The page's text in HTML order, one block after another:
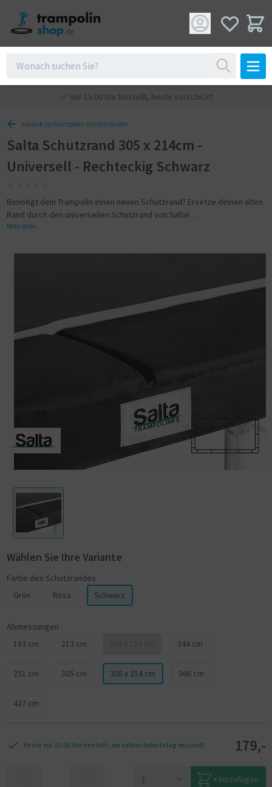
Vor 15:00 Uhr bestellt, heute verschickt
zurück zu trampolin schutzränder
Salta Schutzrand 305 x 214cm -
Universell - Rechteckig Schwarz
Benötigt dein Trampolin einen neuen Schutzrand? Ersetze deinen alten
Rand durch den universellen Schutzrand von Salta!
Der Trampolin Schutzrand ist so konzipiert, dass er auf alle stehenden
einer anderen Marke mit der gleichen Abmessung. Der Schutzrand ist
Ausgezeichnete Materialien
Der witterungsbeständige Schutzrand ist aus hochwertigem PVC
hergestellt und mit dickem wasserabweisendem EPE-Schaum gefüllt.
Benötigst du einen runden oder rechteckigen Schutzrand? Alles ist
möglich, denn Salta bietet sowohl runde als auch rechteckige Ränder in
verschiedenen Größen und Farben. Der Schutzrand kann bestellt
werden in den Farben schwarz, grün oder pink und ist verfügbar in den
folgenden Größen:
- Runde Trampoline: 183, 213, 244, 251, 305, 366 und 427 cm.
Im Handumdrehen angebracht
Der Schutzrand lässt sich mit den mitgelieferten elastischen Bändern
einfach an deinem Trampolin anbringen.
Mehr lesen
Wählen Sie Ihre Variante
Farbe des Schutzrandes
Grün
Rosa Schwarz
Abmessungen
183 cm
213 cm 244 cm
251 cm 305 cm 305 x 214 cm 366 cm
427 cm
Heute vor 15:00 Uhr bestellt, am selben Arbeitstag versandt 179,-
hinzufügen